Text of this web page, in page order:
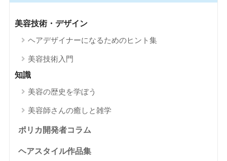
美容技術・デザイン
ヘアデザイナーになるためのヒント集
美容技術入門
知識
美容の歴史を学ぼう
美容師さんの癒しと雑学
ポリカ開発者コラム
ヘアスタイル作品集